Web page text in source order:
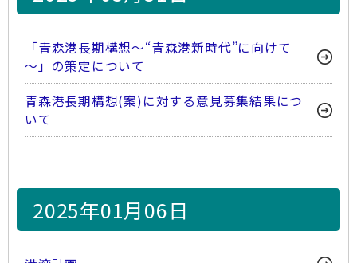
「青森港長期構想～“青森港新時代”に向けて
～」の策定について
青森港長期構想(案)に対する意見募集結果につ
いて
2025年01月06日